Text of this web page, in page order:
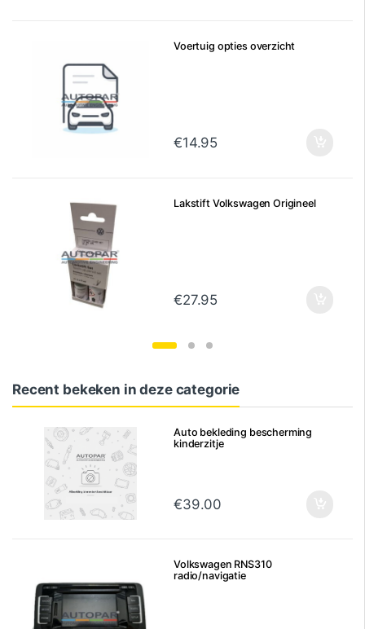
Voertuig opties overzicht
€14.95
Lakstift Volkswagen Origineel
€27.95
Recent bekeken in deze categorie
Auto bekleding bescherming
kinderzitje
€39.00
Volkswagen RNS310
radio/navigatie